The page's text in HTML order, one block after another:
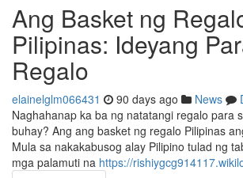
Ang Basket ng
Pilipinas: Ideyang
Regalo
elainelglm066431 90 days ago News
Naghahanap ka ba ng natatangi regalo para
buhay? Ang ang basket ng regalo Pilipinas
Mula sa nakakabusog alay Pilipino tulad ng
mga palamuti na https://